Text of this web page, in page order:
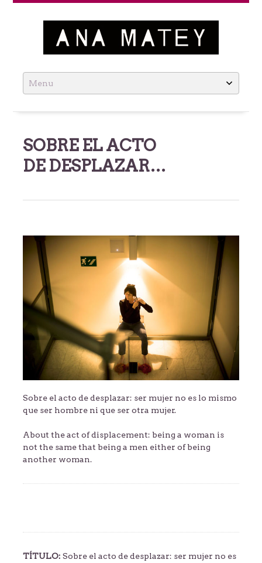
Skip
to
SOBRE EL ACTO
DE DESPLAZAR…
Sobre el acto de desplazar: ser mujer no es lo mismo
que ser hombre ni que ser otra mujer.
About the act of displacement: being a woman is
not the same that being a men either of being
another woman.
TÍTULO: Sobre el acto de desplazar: ser mujer no es